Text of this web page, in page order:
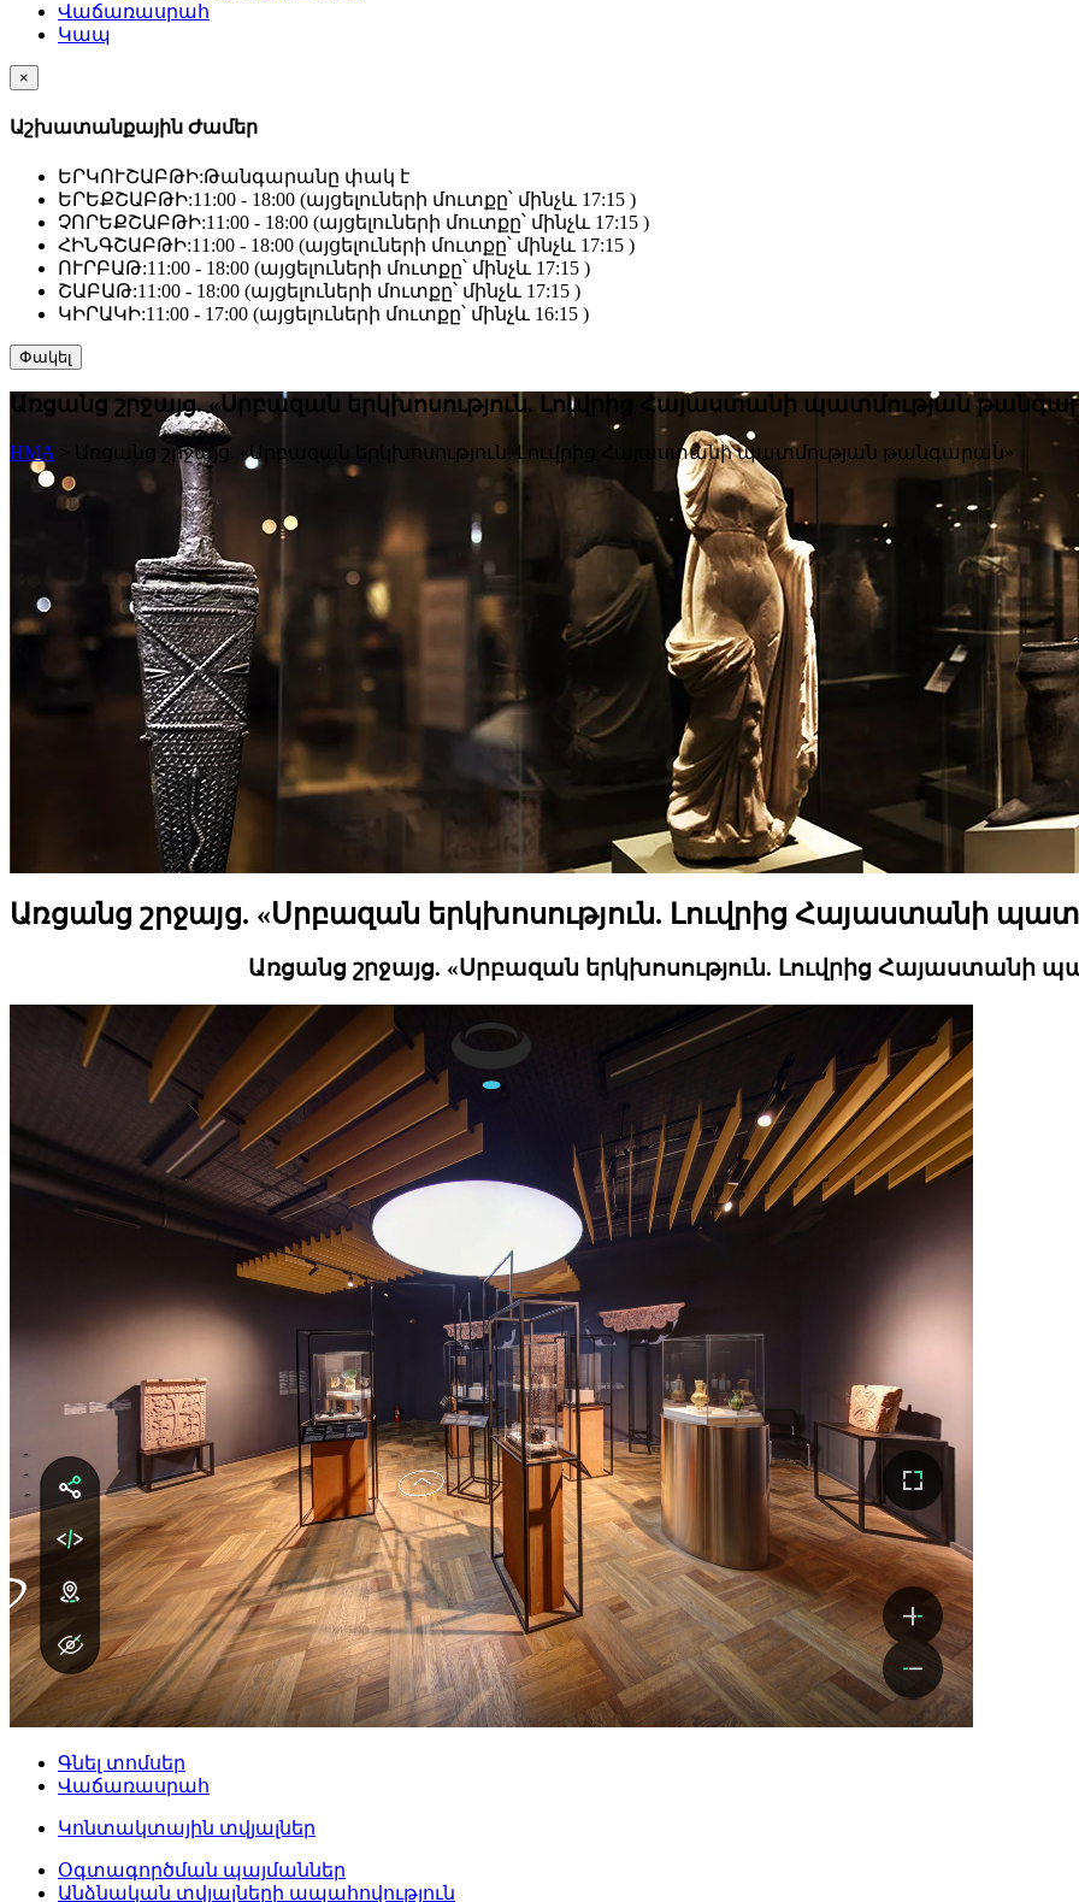
Վաճառասրահ
Կապ
×
Աշխատանքային Ժամեր
ԵՐԿՈՒՇԱԲԹԻ:Թանգարանը փակ է
ԵՐԵՔՇԱԲԹԻ:11:00 - 18:00 (այցելուների մուտքը՝ մինչև 17:15 )
ՉՈՐԵՔՇԱԲԹԻ:11:00 - 18:00 (այցելուների մուտքը՝ մինչև 17:15 )
ՀԻՆԳՇԱԲԹԻ:11:00 - 18:00 (այցելուների մուտքը՝ մինչև 17:15 )
ՈՒՐԲԱԹ:11:00 - 18:00 (այցելուների մուտքը՝ մինչև 17:15 )
ՇԱԲԱԹ:11:00 - 18:00 (այցելուների մուտքը՝ մինչև 17:15 )
ԿԻՐԱԿԻ:11:00 - 17:00 (այցելուների մուտքը՝ մինչև 16:15 )
Փակել
Առցանց շրջայց. «Սրբազան երկխոսություն. Լուվրից Հայաստանի պատմության
HMA Առցանց շրջայց. «Սրբազան երկխոսություն. Լուվրից Հայաստանի պատմության թանգարան»
Առցանց շրջայց. «Սրբազան երկխոսություն. Լուվրից Հայաստանի
Առցանց շրջայց. «Սրբազան երկխոսություն. Լուվրից Հայաստանի
Գնել տոմսեր
Վաճառասրահ
Կոնտակտային տվյալներ
Օգտագործման պայմաններ
Անձնական տվյալների ապահովություն